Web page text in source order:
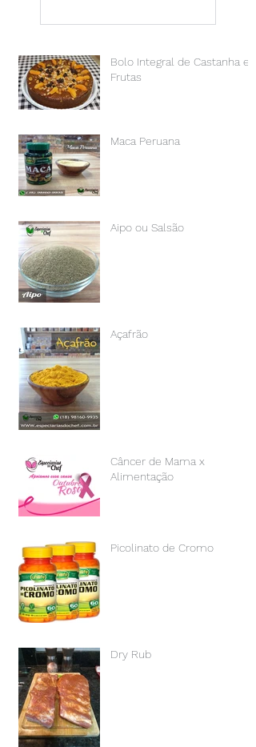
Bolo Integral de Castanha e
Frutas
Maca Peruana
Aipo ou Salsão
Açafrão
Câncer de Mama x
Alimentação
Picolinato de Cromo
Dry Rub